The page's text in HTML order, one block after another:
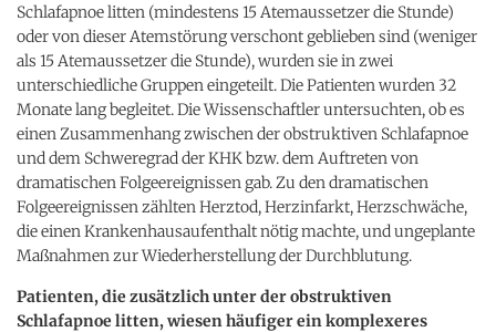
Schlafapnoe litten (mindestens 15 Atemaussetzer die Stunde)
oder von dieser Atemstörung verschont geblieben sind (weniger
als 15 Atemaussetzer die Stunde), wurden sie in zwei
unterschiedliche Gruppen eingeteilt. Die Patienten wurden 32
Monate lang begleitet. Die Wissenschaftler untersuchten, ob es
einen Zusammenhang zwischen der obstruktiven Schlafapnoe
und dem Schweregrad der KHK bzw. dem Auftreten von
dramatischen Folgeereignissen gab. Zu den dramatischen
Folgeereignissen zählten Herztod, Herzinfarkt, Herzschwäche,
die einen Krankenhausaufenthalt nötig machte, und ungeplante
Maßnahmen zur Wiederherstellung der Durchblutung.
Patienten, die zusätzlich unter der obstruktiven
Schlafapnoe litten, wiesen häufiger ein komplexeres